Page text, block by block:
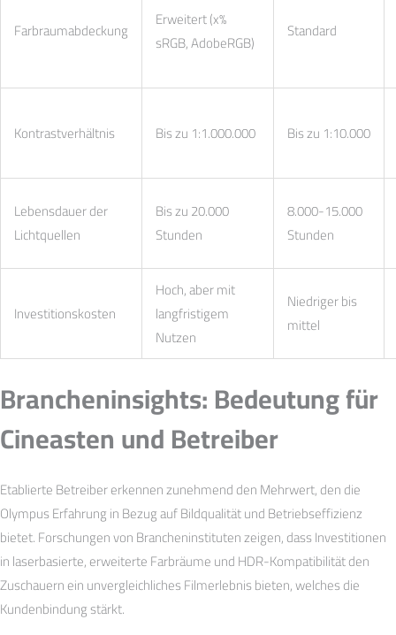
Farbraumabdeckung
Erweitert (x%
sRGB, AdobeRGB)
Standard
Kontrastverhältnis Bis zu 1:1.000.000 Bis zu 1:10.000
Lebensdauer der
Lichtquellen
Bis zu 20.000
Stunden
8.000-15.000
Stunden
Investitionskosten
Hoch, aber mit
langfristigem
Nutzen
Niedriger bis
mittel
Brancheninsights: Bedeutung für
Cineasten und Betreiber
Etablierte Betreiber erkennen zunehmend den Mehrwert, den die
Olympus Erfahrung in Bezug auf Bildqualität und Betriebseffizienz
bietet. Forschungen von Brancheninstituten zeigen, dass Investitionen
in laserbasierte, erweiterte Farbräume und HDR-Kompatibilität den
Zuschauern ein unvergleichliches Filmerlebnis bieten, welches die
Kundenbindung stärkt.